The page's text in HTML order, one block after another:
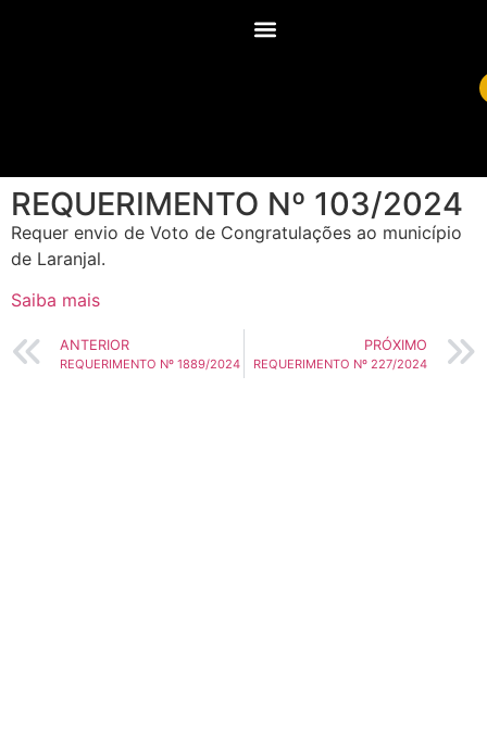
REQUERIMENTO Nº 103/2024
Requer envio de Voto de Congratulações ao município
de Laranjal.
Saiba mais
ANTERIOR
REQUERIMENTO Nº 1889/2024
PRÓXIMO
REQUERIMENTO Nº 227/2024